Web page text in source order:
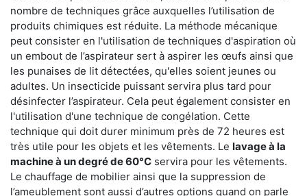
nombre de techniques grâce auxquelles l’utilisation de
produits chimiques est réduite. La méthode mécanique
peut consister en l'utilisation de techniques d'aspiration où
un embout de l’aspirateur sert à aspirer les œufs ainsi que
les punaises de lit détectées, qu'elles soient jeunes ou
adultes. Un insecticide puissant servira plus tard pour
désinfecter l’aspirateur. Cela peut également consister en
l'utilisation d'une technique de congélation. Cette
technique qui doit durer minimum près de 72 heures est
très utile pour les objets et les vêtements. Le lavage à la
machine à un degré de 60°C servira pour les vêtements.
Le chauffage de mobilier ainsi que la suppression de
l’ameublement sont aussi d’autres options quand on parle